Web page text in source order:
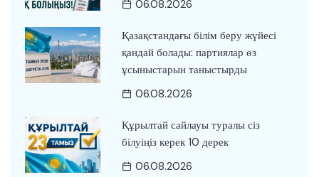
06.08.2026
Қазақстандағы білім беру жүйесі
қандай болады: партиялар өз
ұсыныстарын таныстырды
06.08.2026
Құрылтай сайлауы туралы сіз
білуіңіз керек 10 дерек
06.08.2026